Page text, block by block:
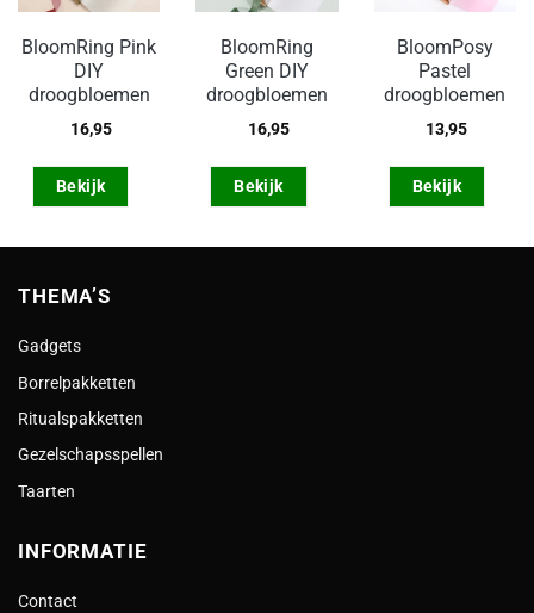
BloomRing Pink
DIY
droogbloemen
16,95
Bekijk
BloomRing
Green DIY
droogbloemen
16,95
Bekijk
BloomPosy
Pastel
droogbloemen
13,95
Bekijk
THEMA’S
Gadgets
Borrelpakketten
Ritualspakketten
Gezelschapsspellen
Taarten
INFORMATIE
Contact